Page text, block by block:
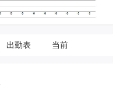
出勤表 当前